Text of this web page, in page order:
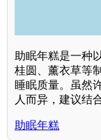
助眠年糕是一种
桂圆、薰衣草等
睡眠质量。虽然
人而异，建议结
助眠年糕